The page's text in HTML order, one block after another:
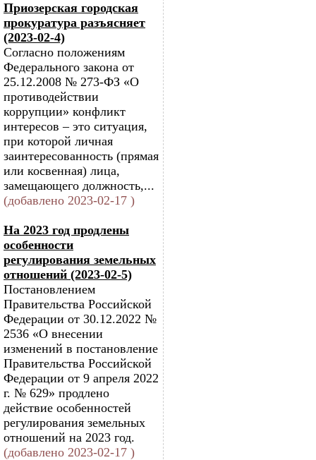
Приозерская городская
прокуратура разъясняет
(2023-02-4)
Согласно положениям
Федерального закона от
25.12.2008 № 273-ФЗ «О
противодействии
коррупции» конфликт
интересов – это ситуация,
при которой личная
заинтересованность (прямая
или косвенная) лица,
замещающего должность,...
(добавлено 2023-02-17 )
На 2023 год продлены
особенности
регулирования земельных
отношений (2023-02-5)
Постановлением
Правительства Российской
Федерации от 30.12.2022 №
2536 «О внесении
изменений в постановление
Правительства Российской
Федерации от 9 апреля 2022
г. № 629» продлено
действие особенностей
регулирования земельных
отношений на 2023 год.
(добавлено 2023-02-17 )